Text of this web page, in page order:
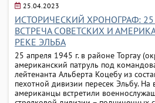
25.04.2023
ИСТОРИЧЕСКИЙ ХРОНОГРАФ: 25
ВСТРЕЧА СОВЕТСКИХ И
РЕКЕ ЭЛЬБА
25 апреля 1945 г. в районе Торгау
американский патруль под
лейтенанта Альберта Коцебу из
пехотной дивизии пересек Эльбу. На
американцы встретили